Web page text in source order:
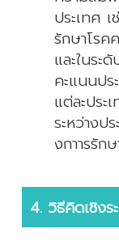
ประเทศ
รักษาโรค
และในระ
คะแนนป
แต่ละปร
ระหว่างป
งกาารรัก
4. วิธีคิดเชิง